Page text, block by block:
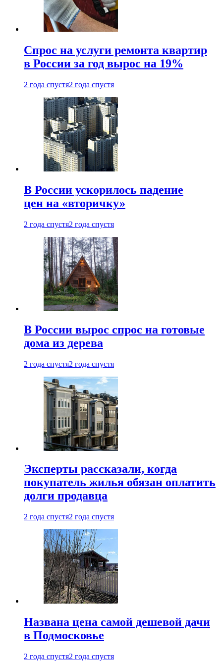
Спрос на услуги ремонта квартир
в России за год вырос на 19%
2 года спустя2 года спустя
В России ускорилось падение
цен на «вторичку»
2 года спустя2 года спустя
В России вырос спрос на готовые
дома из дерева
2 года спустя2 года спустя
Эксперты рассказали, когда
покупатель жилья обязан оплатить
долги продавца
2 года спустя2 года спустя
Названа цена самой дешевой дачи
в Подмосковье
2 года спустя2 года спустя